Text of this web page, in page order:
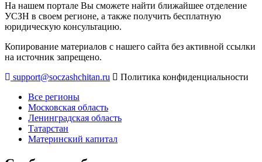
На нашем портале Вы сможете найти ближайшее отделение
УСЗН в своем регионе, а также получить бесплатную
юридическую консультацию.
Копирование материалов с нашего сайта без активной ссылки
на источник запрещено.
support@soczashchitan.ru
Политика конфиденциальности
Все регионы
Московская область
Ленинградская область
Татарстан
Материнский капитал